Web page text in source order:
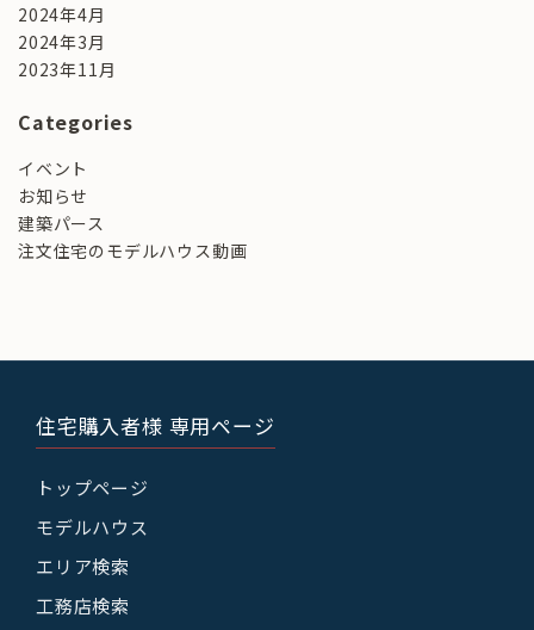
2024年4月
2024年3月
2023年11月
Categories
イベント
お知らせ
建築パース
注文住宅のモデルハウス動画
住宅購入者様 専用ページ
トップページ
モデルハウス
エリア検索
工務店検索